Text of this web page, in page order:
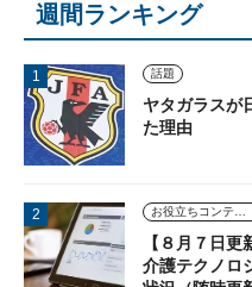
週間ランキング
話題
ヤタガラスが
た理由
お役立ちコンテンツ
【８月７日
介護テクノロ